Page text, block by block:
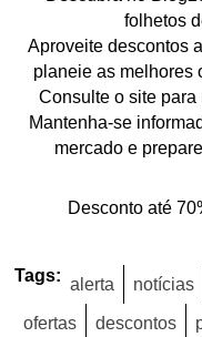
folhetos
Aproveite descontos
planeie as melhores
Consulte o site
Mantenha-se
mercado e
Desconto até
Tags: alerta notícias
ofertas descontos